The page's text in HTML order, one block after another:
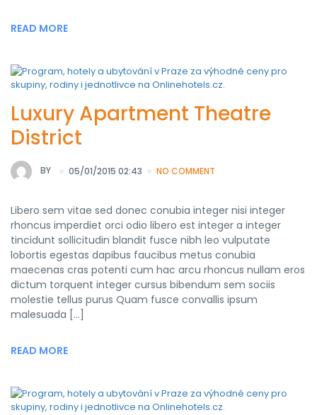
READ MORE
Luxury Apartment Theatre
District
BY 05/01/2015 02:43 NO COMMENT
Libero sem vitae sed donec conubia integer nisi integer
rhoncus imperdiet orci odio libero est integer a integer
tincidunt sollicitudin blandit fusce nibh leo vulputate
lobortis egestas dapibus faucibus metus conubia
maecenas cras potenti cum hac arcu rhoncus nullam eros
dictum torquent integer cursus bibendum sem sociis
molestie tellus purus Quam fusce convallis ipsum
malesuada […]
READ MORE